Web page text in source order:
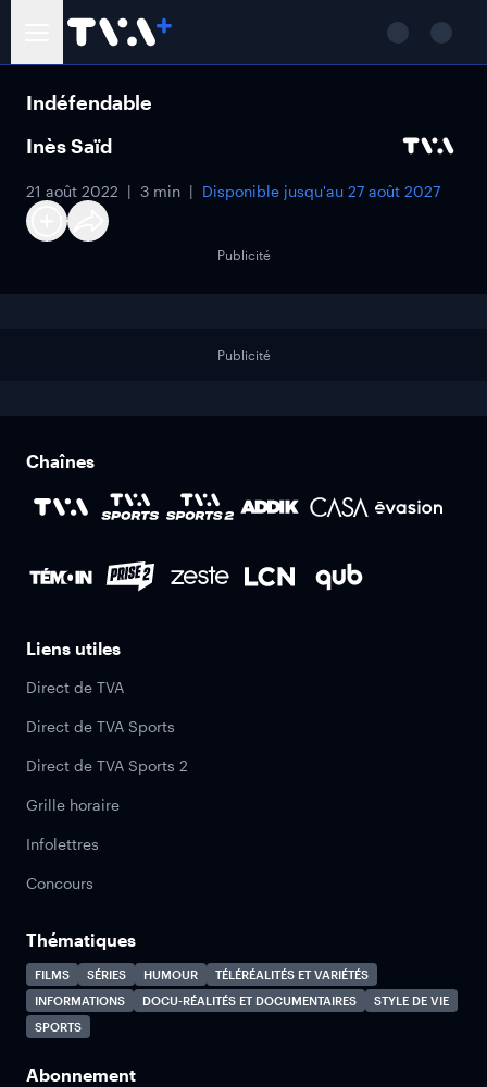
Indéfendable
Inès Saïd
21 août 2022 3 min Disponible jusqu'au 27 août 2027
Publicité
Publicité
Chaînes
Liens utiles
Direct de TVA
Direct de TVA Sports
Direct de TVA Sports 2
Grille horaire
Infolettres
Concours
Thématiques
FILMS SÉRIES HUMOUR
TÉLÉRÉALITÉS ET VARIÉTÉS
INFORMATIONS
DOCU-RÉALITÉS ET DOCUMENTAIRES
STYLE DE VIE
SPORTS
Abonnement